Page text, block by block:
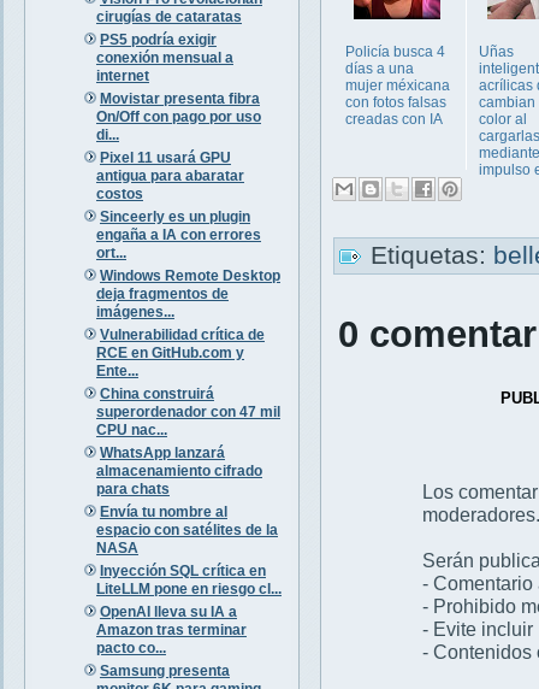
cirugías de cataratas
PS5 podría exigir
conexión mensual a
internet
Movistar presenta fibra
On/Off con pago por uso
di...
Pixel 11 usará GPU
antigua para abaratar
costos
Sinceerly es un plugin
engaña a IA con errores
ort...
Windows Remote Desktop
deja fragmentos de
imágenes...
Vulnerabilidad crítica de
RCE en GitHub.com y
Ente...
China construirá
superordenador con 47 mil
CPU nac...
WhatsApp lanzará
almacenamiento cifrado
para chats
Envía tu nombre al
espacio con satélites de la
NASA
Inyección SQL crítica en
LiteLLM pone en riesgo cl...
OpenAI lleva su IA a
Amazon tras terminar
pacto co...
Samsung presenta
Policía busca 4
días a una
mujer méxicana
con fotos falsas
creadas con IA
Uñas
acrílicas
cambian
color al
cargarlas
mediante
impulso
Etiquetas:
0
Los
moderadores.
Serán
- Comentario
- Prohibido
- Evite incluir
- Contenidos